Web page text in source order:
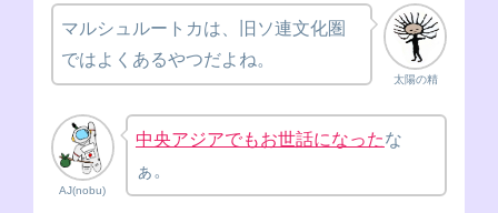
太陽の精
マルシュルートカは、旧ソ連文化圏
ではよくあるやつだよね。
AJ(nobu)
中央アジアでもお世話になったな
ぁ。